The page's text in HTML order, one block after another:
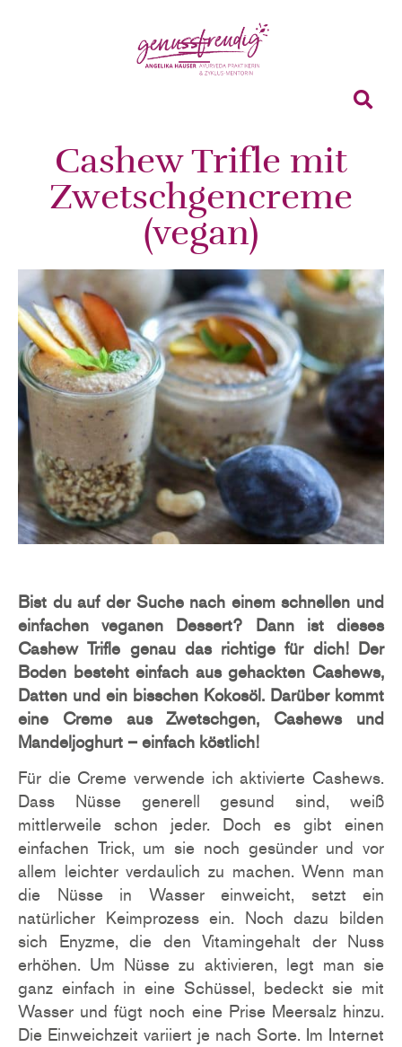
Cashew Trifle mit
Zwetschgencreme
(vegan)
Bist du auf der Suche nach einem schnellen und
einfachen veganen Dessert? Dann ist dieses
Cashew Trifle genau das richtige für dich! Der
Boden besteht einfach aus gehackten Cashews,
Datten und ein bisschen Kokosöl. Darüber kommt
eine Creme aus Zwetschgen, Cashews und
Mandeljoghurt – einfach köstlich!
Für die Creme verwende ich aktivierte Cashews.
Dass Nüsse generell gesund sind, weiß
mittlerweile schon jeder. Doch es gibt einen
einfachen Trick, um sie noch gesünder und vor
allem leichter verdaulich zu machen. Wenn man
die Nüsse in Wasser einweicht, setzt ein
natürlicher Keimprozess ein. Noch dazu bilden
sich Enyzme, die den Vitamingehalt der Nuss
erhöhen. Um Nüsse zu aktivieren, legt man sie
ganz einfach in eine Schüssel, bedeckt sie mit
Wasser und fügt noch eine Prise Meersalz hinzu.
Die Einweichzeit variiert je nach Sorte. Im Internet